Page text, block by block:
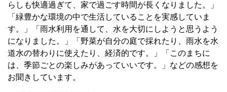
らしも快適過ぎて、家で過ごす時間が長くなりました。」
「緑豊かな環境の中で生活していることを実感していま
す。」「雨水利用を通して、水を大切にしようと思うよう
になりました。」「野菜が自分の庭で採れたり、雨水を水
道水の替わりに使えたり、経済的です。」「このまちに
は、季節ごとの楽しみがあっていいです。」などの感想を
お聞きしています。